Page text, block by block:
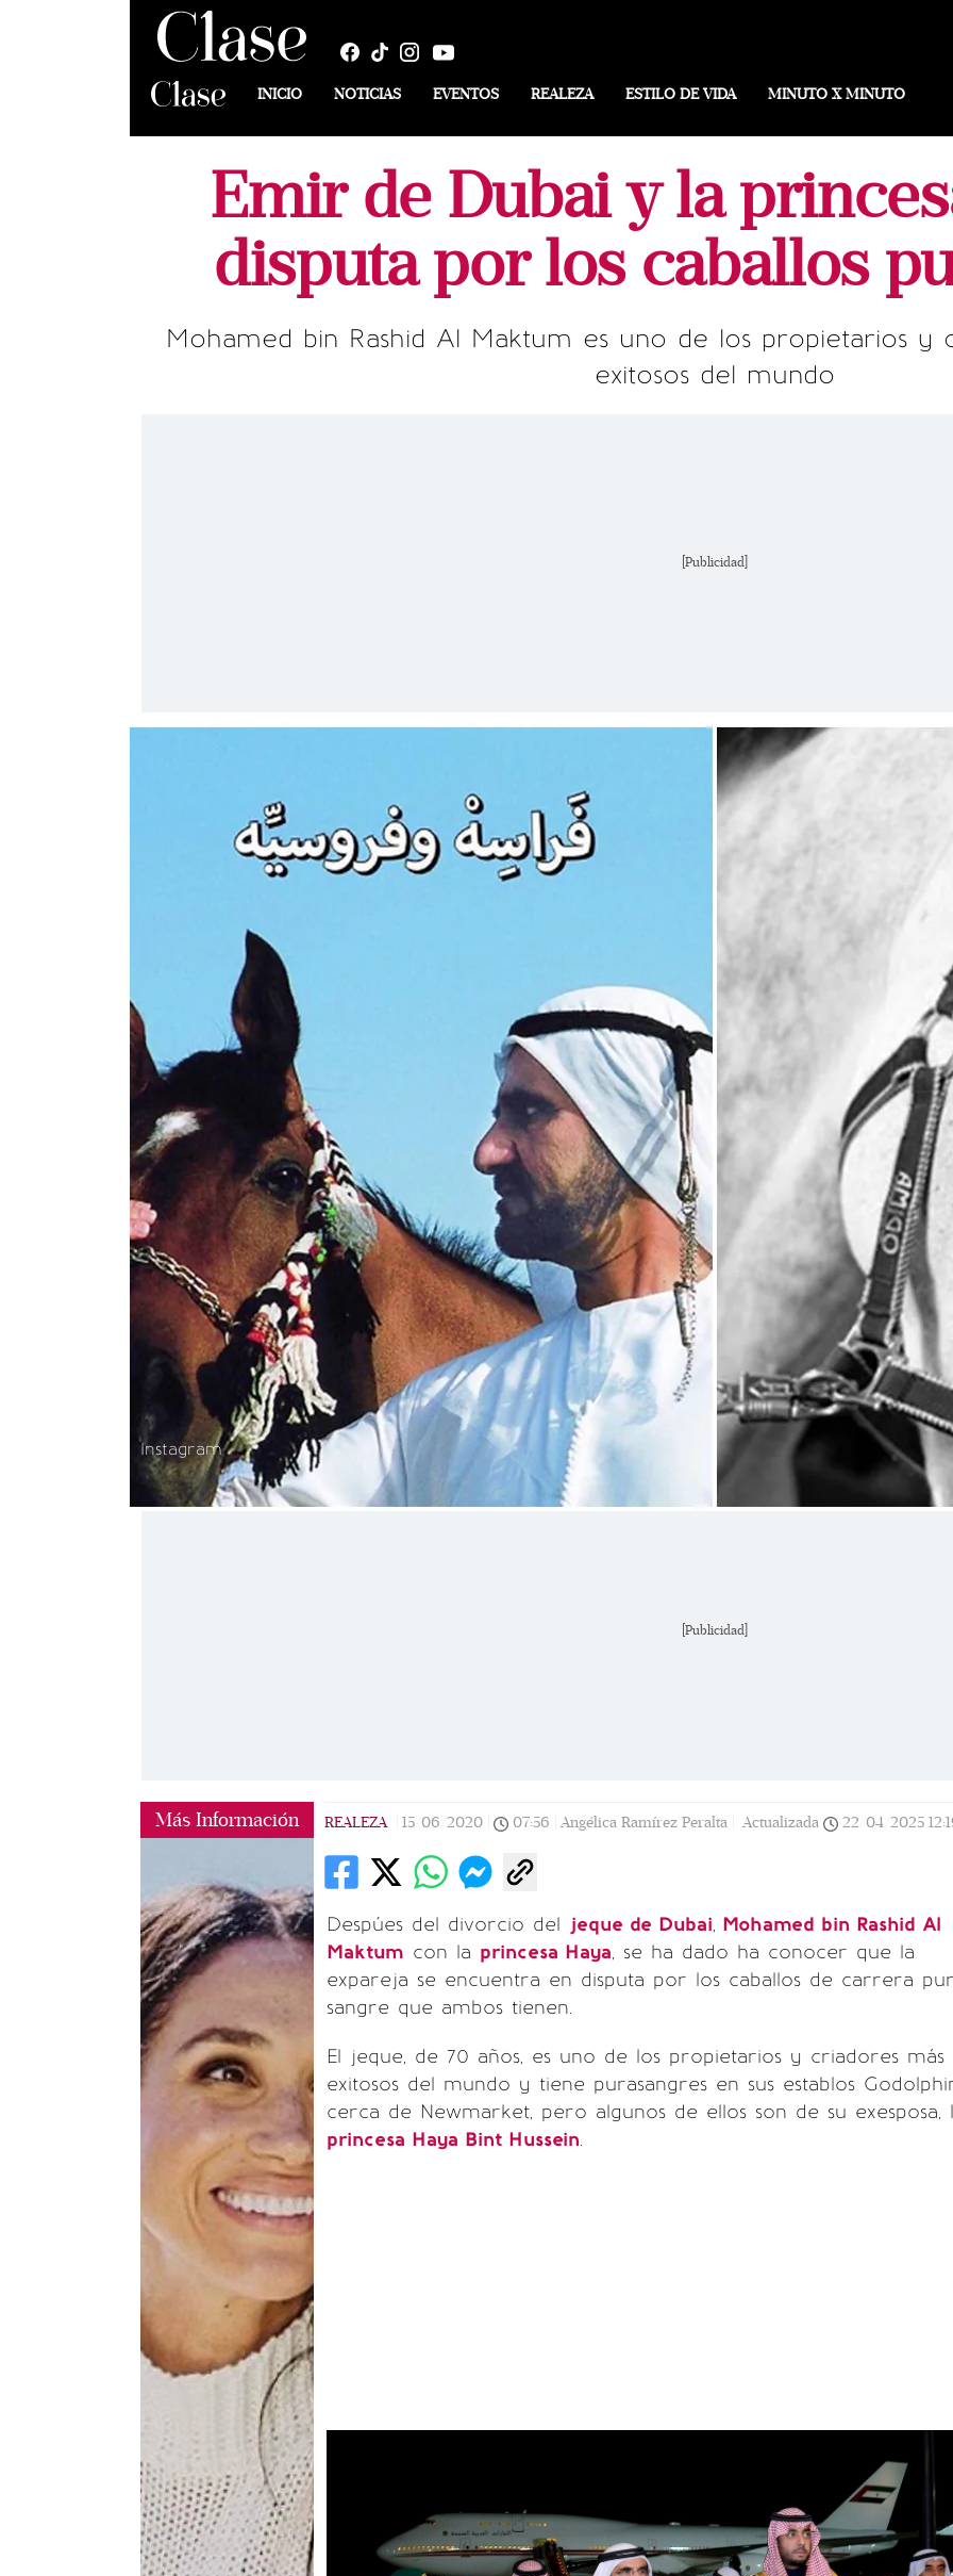
INICIO NOTICIAS EVENTOS REALEZA ESTILO DE VIDA MINUTO X MINUTO
Emir de Dubai y la
disputa por los caballos
Mohamed bin Rashid Al Maktum es uno de los propietarios y
exitosos del mundo
[Publicidad]
Instagram
[Publicidad]
Más Información REALEZA 15/06/2020 07:56 Angélica Ramírez Peralta | Actualizada 22/04/2025
Despúes del divorcio del jeque de Dubai, Mohamed bin Rashid Al
Maktum con la princesa Haya, se ha dado ha conocer que la
expareja se encuentra en disputa por los caballos de carrera
sangre que ambos tienen.
El jeque, de 70 años, es uno de los propietarios y criadores más
exitosos del mundo y tiene purasangres en sus establos
cerca de Newmarket, pero algunos de ellos son de su exesposa,
princesa Haya Bint Hussein.